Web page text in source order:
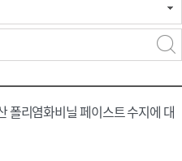
폴리염화비닐 페이스트 수지에 대